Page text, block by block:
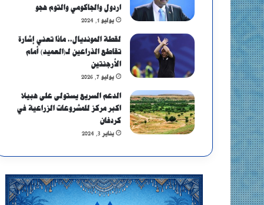
اردول والجاكومي والتوم هجو
يوليو 1, 2024
لقطة المونديال.. ماذا تعني إشارة
تقاطع الذراعين لـ(العميد) أمام
الأرجنتين
يوليو 7, 2026
الدعم السريع يستولى على هبيلا
اكبر مركز للمشروعات الزراعية في
كردفان
يناير 3, 2024